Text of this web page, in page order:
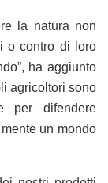
la natura non
o contro di loro
ha aggiunto
agricoltori sono
per difendere
un mondo